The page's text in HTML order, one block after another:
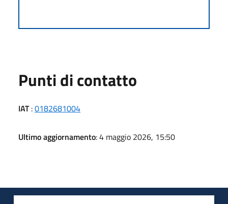
Punti di contatto
IAT:0182681004
Ultimo aggiornamento: 4 maggio 2026, 15:50